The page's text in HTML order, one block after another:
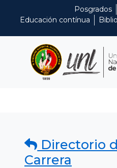
Posgrados
Educación contínua
Directorio
Carrera